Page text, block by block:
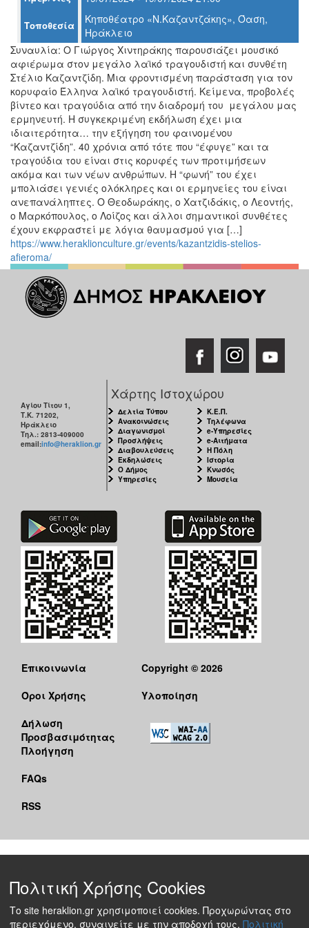
ΤΟΠΟΣ
ΜΑΣ
ΔΗΜΟΣ
ΠΟΛΙΤΙΣΜΟΣ
ΑΝΘΕΚΤΙΚΗ
ΠΟΛΗ
Τοποθεσία
Κηποθέατρο «Ν.Καζαντζάκης», Όαση,
Ηράκλειο
Συναυλία: Ο Γιώργος Χιντηράκης παρουσιάζει μουσικό
αφιέρωμα στον μεγάλο λαϊκό τραγουδιστή και συνθέτη
Στέλιο Καζαντζίδη. Μια φροντισμένη παράσταση για τον
κορυφαίο Έλληνα λαϊκό τραγουδιστή. Κείμενα, προβολές
βίντεο και τραγούδια από την διαδρομή του μεγάλου μας
ερμηνευτή. Η συγκεκριμένη εκδήλωση έχει μια
ιδιαιτερότητα… την εξήγηση του φαινομένου
“Καζαντζίδη”. 40 χρόνια από τότε που “έφυγε” και τα
τραγούδια του είναι στις κορυφές των προτιμήσεων
ακόμα και των νέων ανθρώπων. Η “φωνή” του έχει
μπολιάσει γενιές ολόκληρες και οι ερμηνείες του είναι
ανεπανάληπτες. Ο Θεοδωράκης, ο Χατζιδάκις, ο Λεοντής,
ο Μαρκόπουλος, ο Λοίζος και άλλοι σημαντικοί συνθέτες
έχουν εκφραστεί με λόγια θαυμασμού για […]
https://www.heraklionculture.gr/events/kazantzidis-stelios-
afieroma/
Αγίου Τίτου 1,
Τ.Κ. 71202,
Ηράκλειο
Τηλ.: 2813-409000
email:info@heraklion.gr
Χάρτης Ιστοχώρου
Δελτία Τύπου
Ανακοινώσεις
Διαγωνισμοί
Προσλήψεις
Διαβουλεύσεις
Εκδηλώσεις
Ο Δήμος
Υπηρεσίες
Κ.Ε.Π.
Τηλέφωνα
e-Υπηρεσίες
e-Αιτήματα
Η Πόλη
Ιστορία
Κνωσός
Μουσεία
Επικοινωνία
Όροι Χρήσης
Δήλωση
Προσβασιμότητας
Πλοήγηση
FAQs
RSS
Copyright © 2026
Υλοποίηση
Πολιτική Χρήσης Cookies
Το site heraklion.gr χρησιμοποιεί cookies. Προχωρώντας στο
περιεχόμενο, συναινείτε με την αποδοχή τους. Πολιτική